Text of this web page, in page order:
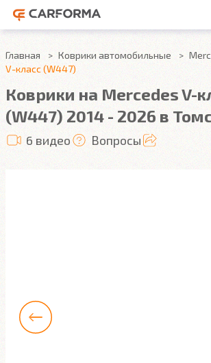
Главная Коврики автомобильные
V-класс (W447)
Коврики на Mercedes V-
(W447) 2014 - 2026 в
6 видео Вопросы